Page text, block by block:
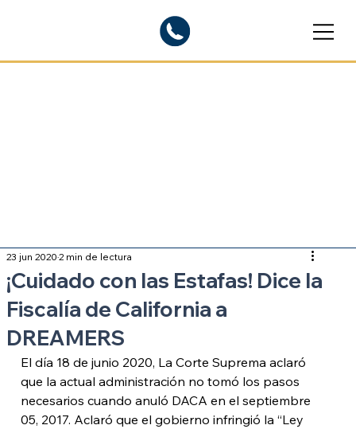
¡Cuidado con las Estafas! Dice la
Fiscalía de California a
DREAMERS
23 jun 20202 min de lectura
El día 18 de junio 2020, La Corte Suprema aclaró
que la actual administración no tomó los pasos
necesarios cuando anuló DACA en el septiembre
05, 2017. Aclaró que el gobierno infringió la “Ley